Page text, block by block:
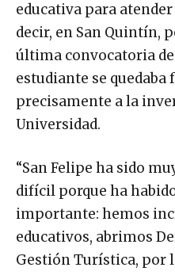
educativa para
decir, en San Quintín,
última convocatoria
estudiante se quedaba
precisamente a la
Universidad.
“San Felipe ha sido
difícil porque ha
importante: hemos
educativos, abrimos
Gestión Turística, por